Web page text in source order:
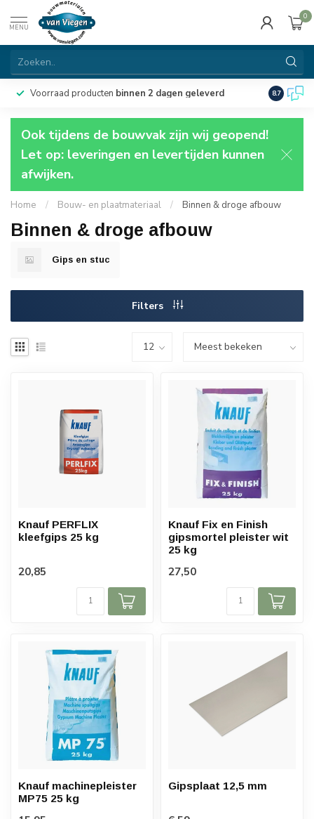
MENU
0
Voorraad producten binnen 2 dagen geleverd 8.7
Ook tijdens de bouwvak zijn wij geopend!
Let op: leveringen en levertijden kunnen
afwijken.
Home / Bouw- en plaatmateriaal / Binnen & droge afbouw
Binnen & droge afbouw
Gips en stuc
Filters
Knauf PERFLIX
kleefgips 25 kg
20,85
Knauf Fix en Finish
gipsmortel pleister wit
25 kg
27,50
Knauf machinepleister
MP75 25 kg
Gipsplaat 12,5 mm